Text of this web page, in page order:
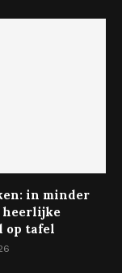
in minder
heerlijke
op tafel